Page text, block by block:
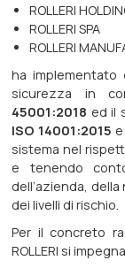
ROLLERI
ROLLERI SPA
ROLLERI
ha
sicurezza in
45001:2018 ed il
ISO 14001:2015
sistema nel
e tenendo
dell’azienda,
dei livelli di rischio.
Per il concreto
ROLLERI si